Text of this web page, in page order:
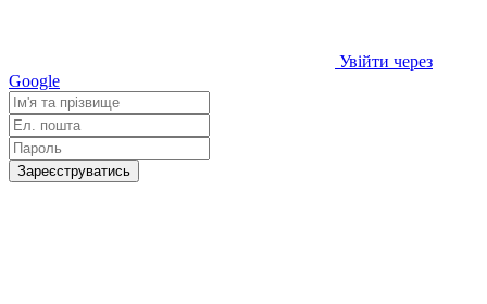
Увійти через
Google
Зареєструватись